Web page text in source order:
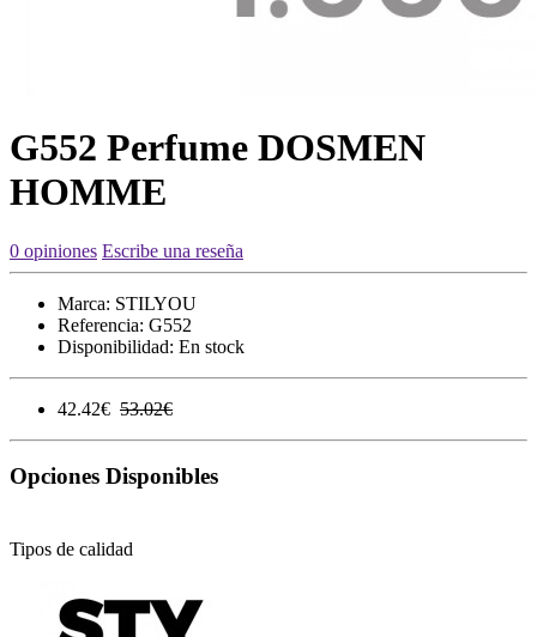
G552 Perfume DOSMEN
HOMME
0 opiniones Escribe una reseña
Marca: STILYOU
Referencia: G552
Disponibilidad: En stock
42.42€ 53.02€
Opciones Disponibles
Tipos de calidad